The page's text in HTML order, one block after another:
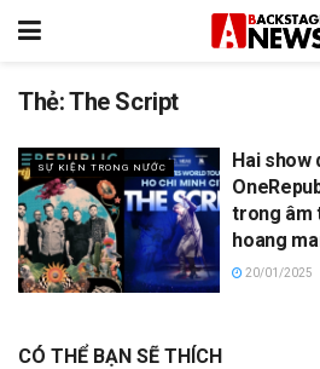
Thẻ:The Script
SỰ KIỆN TRONG NƯỚC
Hai show
trong âm
hoang
20/01/2025
CÓ THỂ BẠN SẼ THÍCH